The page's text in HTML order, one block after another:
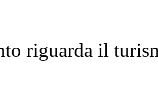
riguarda il